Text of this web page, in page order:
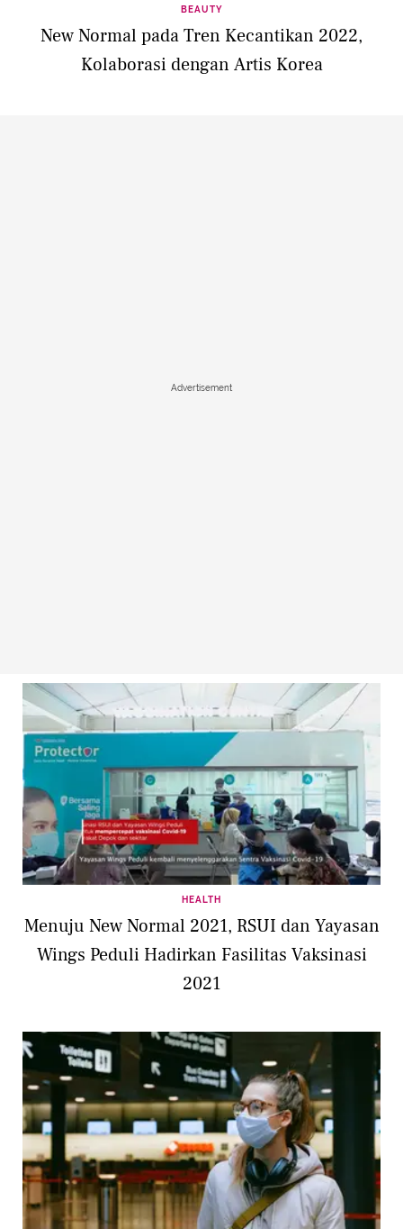
BEAUTY
New Normal pada Tren Kecantikan 2022,
Kolaborasi dengan Artis Korea
Advertisement
HEALTH
Menuju New Normal 2021, RSUI dan Yayasan
Wings Peduli Hadirkan Fasilitas Vaksinasi
2021